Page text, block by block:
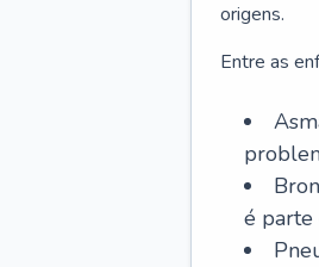
origens.
Entre as
é parte